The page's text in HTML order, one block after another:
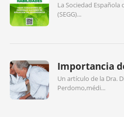
La Sociedad
(SEGG)...
Importancia
Un artículo de la Dra.
Perdomo,médi...